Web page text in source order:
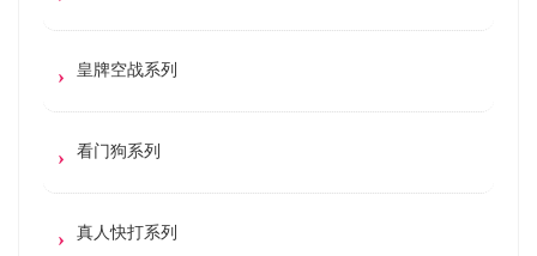
皇牌空战系列
看门狗系列
真人快打系列